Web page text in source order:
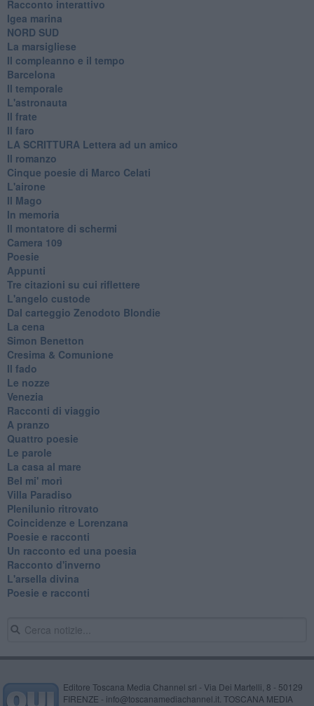
Racconto interattivo
Igea marina
​NORD SUD
La marsigliese
Il compleanno e il tempo
Barcelona
Il temporale
L'astronauta
Il frate
Il faro
​LA SCRITTURA Lettera ad un amico
Il romanzo
Cinque poesie di Marco Celati
L'airone
Il Mago
In memoria
Il montatore di schermi
Camera 109
Poesie
Appunti
Tre citazioni su cui riflettere
L'angelo custode
Dal carteggio Zenodoto Blondie
La cena
Simon Benetton
Cresima & Comunione
Il fado
Le nozze
Venezia
Racconti di viaggio
A pranzo
Quattro poesie
Le parole
La casa al mare
Bel mi' morì
Villa Paradiso
Plenilunio ritrovato
Coincidenze e Lorenzana
Poesie e racconti
Un racconto ed una poesia
Racconto d'inverno
​L'arsella divina
Poesie e racconti
Editore Toscana Media Channel srl - Via Dei Martelli, 8 - 50129
FIRENZE - info@toscanamediachannel.it. TOSCANA MEDIA